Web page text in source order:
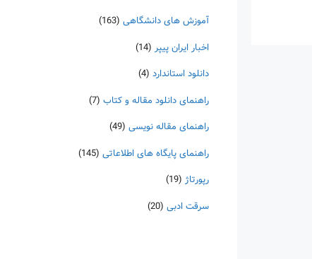
آموزش های دانشگاهی (163)
اخبار ایران پیپر (14)
دانلود استاندارد (4)
راهنمای دانلود مقاله و کتاب (7)
راهنمای مقاله نویسی (49)
راهنمای پایگاه های اطلاعاتی (145)
رپورتاژ (19)
سرقت ادبی (20)